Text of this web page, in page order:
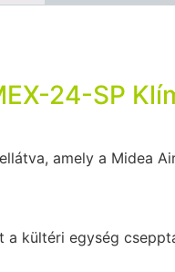
24-SP
amely a Midea
kültéri egység